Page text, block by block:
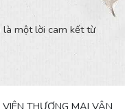
là một lời cam kết từ
THƯƠNG MẠI VÂN